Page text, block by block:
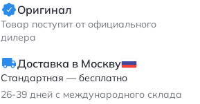
Оригинал
Товар поступит от официального
дилера
Доставка в Москву
Стандартная — бесплатно
26-39 дней с международного склада